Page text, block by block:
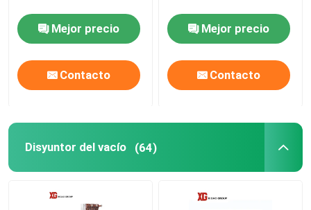
Disyuntor SF6
Transformador corriente del CT
Equipo medidor del CT pinta
Pararrayos de la oleada del óxido de cinc
Mejor precio
Contacto
Mejor precio
Contacto
Disyuntor del vacío (64)